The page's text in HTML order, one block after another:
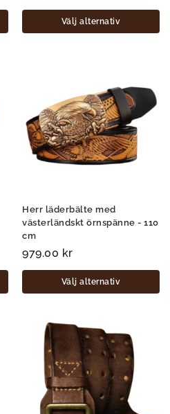
Välj alternativ
Herr läderbälte med
västerländskt örnspänne - 110
cm
979.00 kr
Välj alternativ